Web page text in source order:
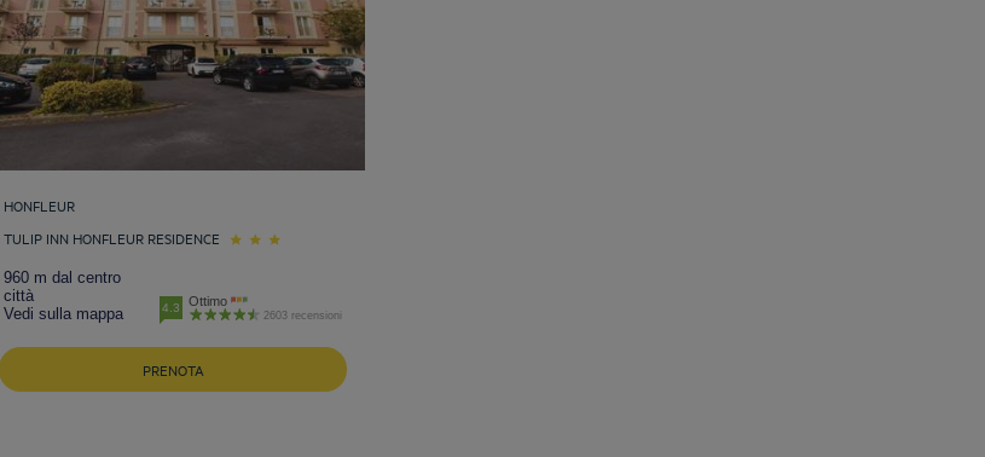
HONFLEUR
TULIP INN HONFLEUR RESIDENCE
960 m dal centro
città
Vedi sulla mappa
4.3 Ottimo
2603 recensioni
PRENOTA